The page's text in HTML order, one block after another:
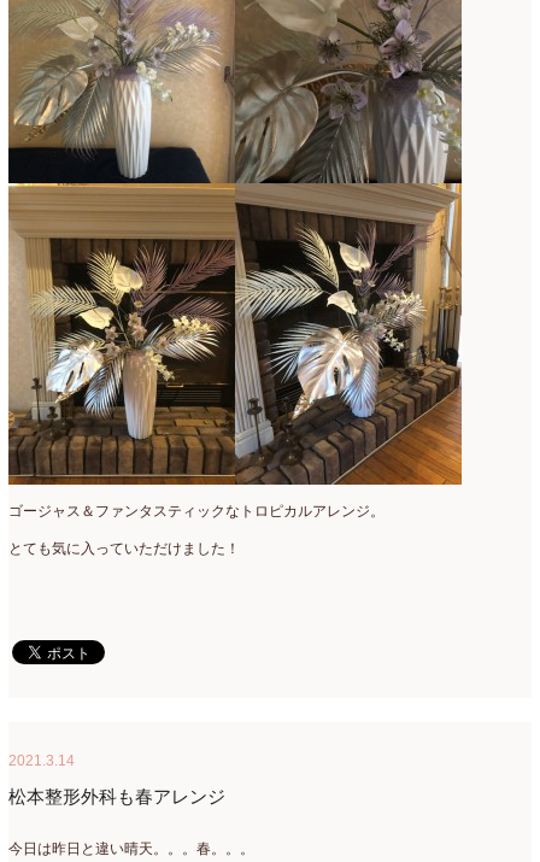
ゴージャス＆ファンタスティックなトロピカルアレンジ。
とても気に入っていただけました！
2021.3.14
松本整形外科も春アレンジ
今日は昨日と違い晴天。。。春。。。